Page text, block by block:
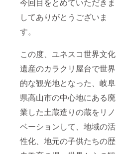
してありがとうございま
す。
この度、ユネスコ世界文化
遺産のカラクリ屋台で世界
的な観光地となった、岐阜
県高山市の中心地にある廃
業した土蔵造りの蔵をリノ
ベーションして、地域の活
性化、地元の子供たちの歴